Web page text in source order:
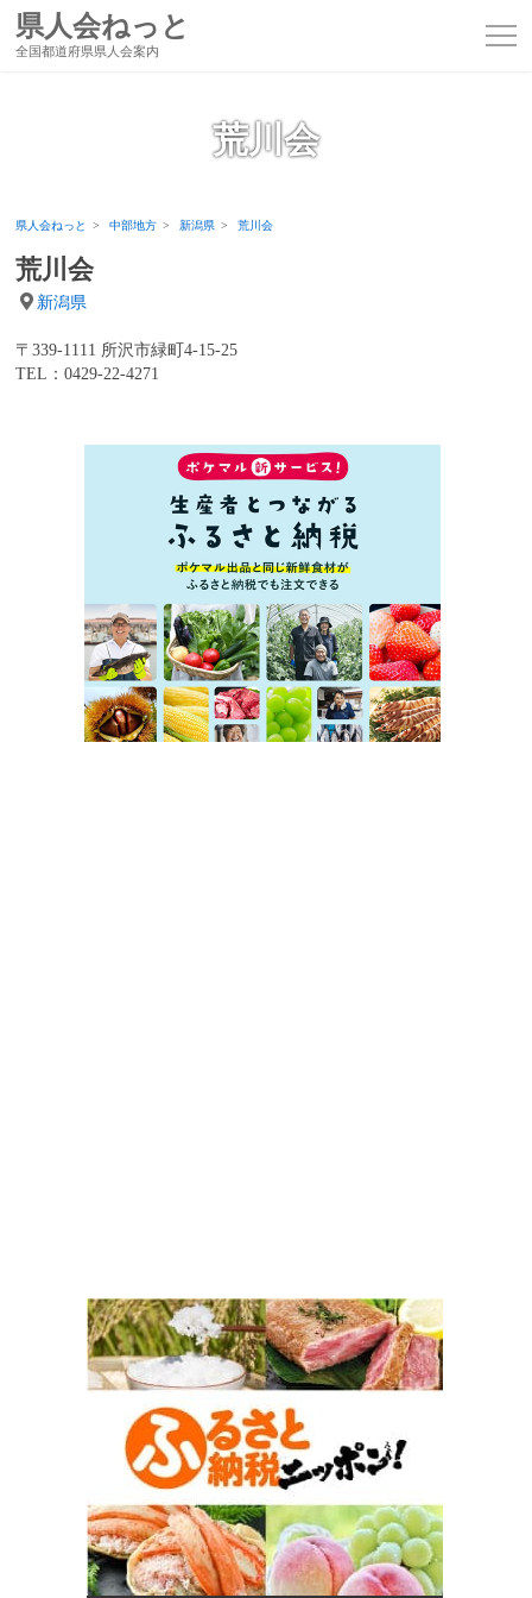
県人会ねっと
全国都道府県県人会案内
荒川会
県人会ねっと 中部地方 新潟県 荒川会
荒川会
新潟県
〒339-1111 所沢市緑町4-15-25
TEL：0429-22-4271